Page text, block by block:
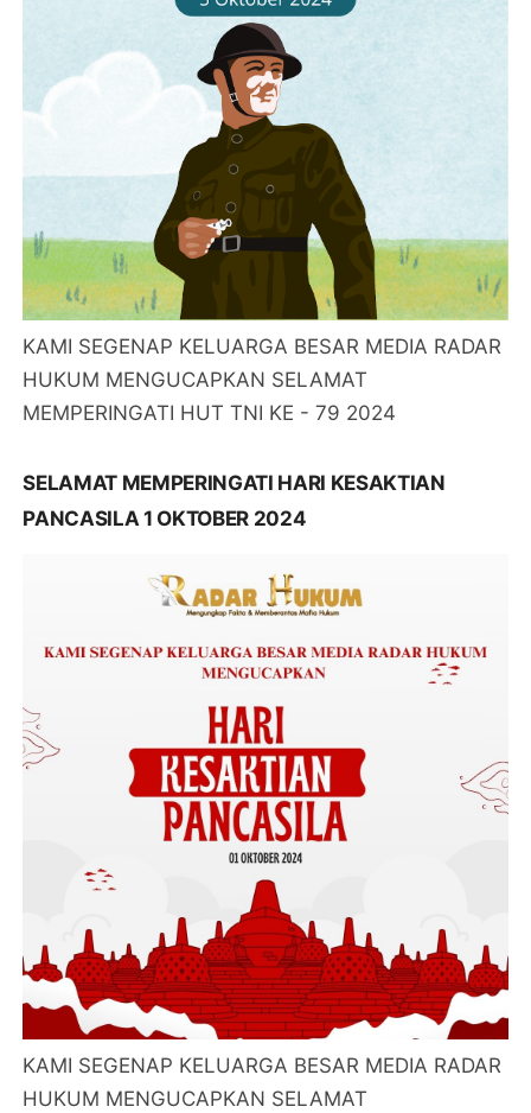
KAMI SEGENAP KELUARGA BESAR MEDIA RADAR
HUKUM MENGUCAPKAN SELAMAT
MEMPERINGATI HUT TNI KE - 79 2024
SELAMAT MEMPERINGATI HARI KESAKTIAN
PANCASILA 1 OKTOBER 2024
KAMI SEGENAP KELUARGA BESAR MEDIA RADAR
HUKUM MENGUCAPKAN SELAMAT